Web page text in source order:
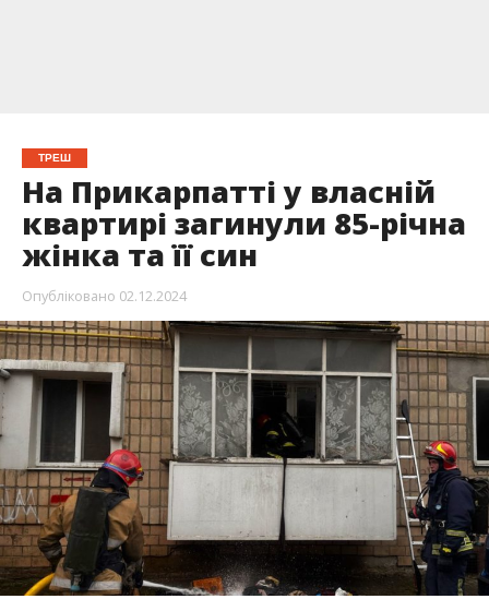
ТРЕШ
На Прикарпатті у власній
квартирі загинули 85-річна
жінка та її син
Опубліковано 02.12.2024